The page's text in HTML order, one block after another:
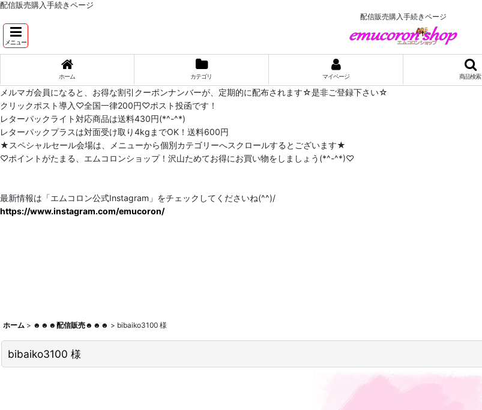
配信販売購入手続きページ
配信販売購入手続きページ
メニュー
ホーム カテゴリ マイページ 商品検索
メルマガ会員になると、お得な割引クーポンナンバーが、定期的に配布されます☆是非ご登録下さい☆
クリックポスト導入♡全国一律200円♡ポスト投函です！
レターパックライト対応商品は送料430円(*^-^*)
レターパックプラスは対面受け取り4kgまでOK！送料600円
★スペシャルセール会場は、メニューから個別カテゴリーへスクロールするとございます★
♡ポイントがたまる、エムコロンショップ！沢山ためてお得にお買い物をしましょう(*^-^*)♡
最新情報は「エムコロン公式Instagram」をチェックしてくださいね(^^)/
https://www.instagram.com/emucoron/
ホーム > ☻☻☻配信販売☻☻☻ > bibaiko3100 様
bibaiko3100 様